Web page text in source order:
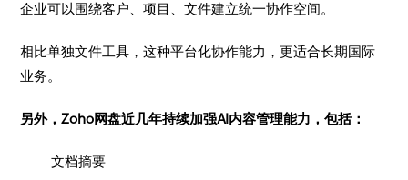
企业可以围绕客户、项目、文件建立统一协作空间。
相比单独文件工具，这种平台化协作能力，更适合长期国际
业务。
另外，Zoho网盘近几年持续加强AI内容管理能力，包括：
文档摘要